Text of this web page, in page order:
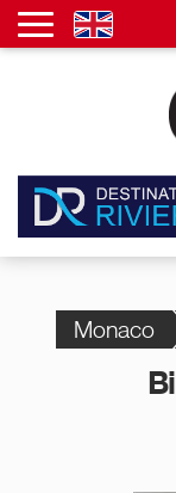
Monaco